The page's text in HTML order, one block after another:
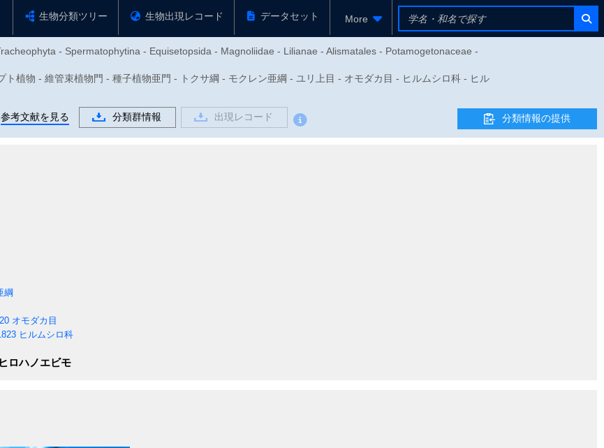
生物分類ツリー 生物出現レコード データセット More
- Spermatophytina - Equisetopsida - Magnoliidae - Lilianae - Alismatales - Potamogetonaceae -
植物 - 維管束植物門 - 種子植物亜門 - トクサ綱 - モクレン亜綱 - ユリ上目 - オモダカ目 - ヒルムシロ科 - ヒル
参考文献を見る 分類群情報 出現レコード 分類情報の提供
綱
オモダカ目
ヒルムシロ科
ヒロハノエビモ